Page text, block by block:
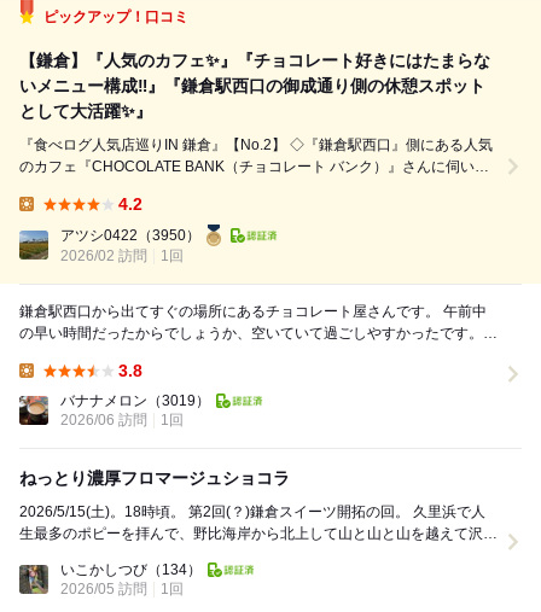
ピックアップ！口コミ
【鎌倉】『人気のカフェ✨』『チョコレート好きにはたまらな
いメニュー構成‼️』『鎌倉駅西口の御成通り側の休憩スポット
として大活躍✨』
『食べログ人気店巡りIN 鎌倉』【No.2】 ◇『鎌倉駅西口』側にある人気
のカフェ『CHOCOLATE BANK（チョコレート バンク）』さんに伺いま
着できます。西口を出てすぐ左に曲がると『御成通り』があります。そこ
に入...
4.2
アツシ0422 （3950）
2026/02 訪問
1回
鎌倉駅西口から出てすぐの場所にあるチョコレート屋さんです。 午前中
の早い時間だったからでしょうか、空いていて過ごしやすかったです。
3.8
バナナメロン （3019）
2026/06 訪問
1回
ねっとり濃厚フロマージュショコラ
2026/5/15(土)。18時頃。 第2回(？)鎌倉スイーツ開拓の回。 久里浜で人
生最多のポピーを拝んで、野比海岸から北上して山と山と山を越えて沢を
いこかしつび （134）
2026/05 訪問
1回